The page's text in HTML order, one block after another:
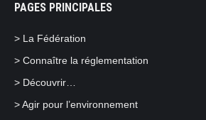
opens
window
opens
window
opens
window
PAGES PRINCIPALES
> La Fédération
> Connaître la réglementation
> Découvrir…
> Agir pour l’environnement